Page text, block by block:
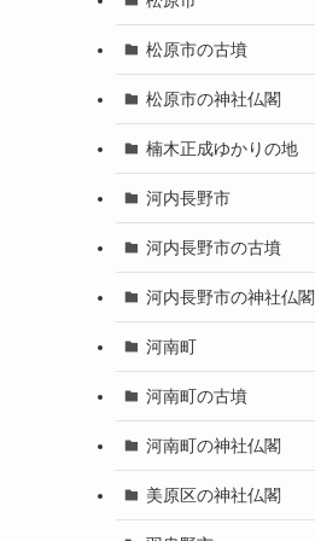
松原市の古墳
松原市の神社仏閣
楠木正成ゆかりの地
河内長野市
河内長野市の古墳
河内長野市の神社仏閣
河南町
河南町の古墳
河南町の神社仏閣
美原区の神社仏閣